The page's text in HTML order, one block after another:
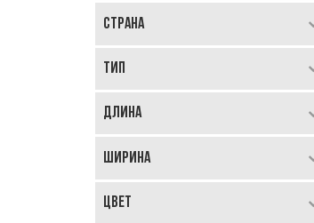
Страна
Тип
Длина
Ширина
Цвет